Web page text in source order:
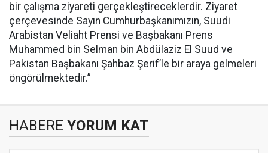
bir çalışma ziyareti gerçekleştireceklerdir. Ziyaret
çerçevesinde Sayın Cumhurbaşkanımızın, Suudi
Arabistan Veliaht Prensi ve Başbakanı Prens
Muhammed bin Selman bin Abdülaziz El Suud ve
Pakistan Başbakanı Şahbaz Şerif’le bir araya gelmeleri
öngörülmektedir.”
HABERE YORUM KAT